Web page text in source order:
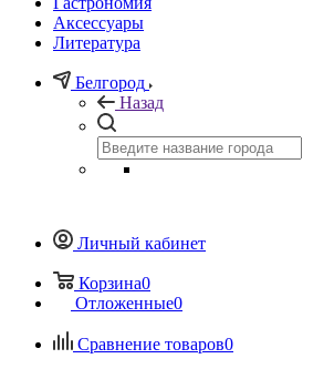
Аксессуары
Литература
Белгород
Назад
Личный кабинет
Корзина0
Отложенные0
Сравнение товаров0